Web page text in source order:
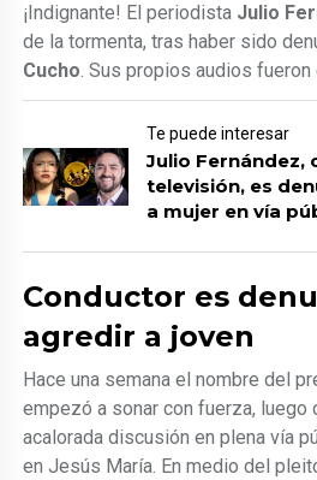
¡Indignante! El periodista Julio
de la tormenta, tras haber sido
Cucho. Sus propios audios
Te puede interesar
Julio Fernández,
televisión, es
a mujer en vía
Conductor es
agredir a joven
Hace una semana el nombre del
empezó a sonar con fuerza, luego
acalorada discusión en plena vía
en Jesús María. En medio del